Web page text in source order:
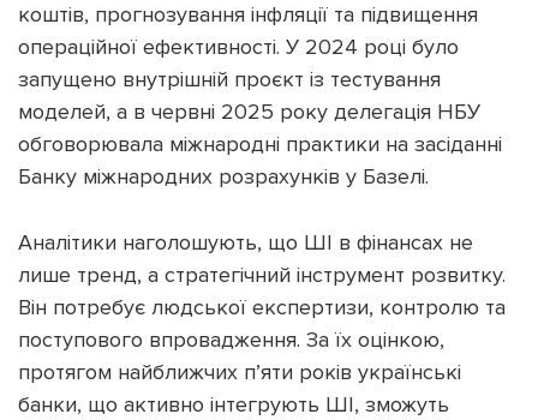
коштів, прогнозування інфляції та підвищення
операційної ефективності. У 2024 році було
запущено внутрішній проєкт із тестування
моделей, а в червні 2025 року делегація НБУ
обговорювала міжнародні практики на засіданні
Банку міжнародних розрахунків у Базелі.
Аналітики наголошують, що ШІ в фінансах не
лише тренд, а стратегічний інструмент розвитку.
Він потребує людської експертизи, контролю та
поступового впровадження. За їх оцінкою,
протягом найближчих п’яти років українські
банки, що активно інтегрують ШІ, зможуть